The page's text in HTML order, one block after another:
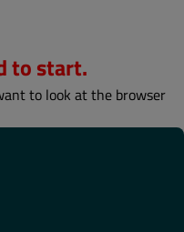
to start.
to look at the browser